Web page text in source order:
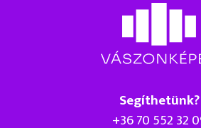
Segíthetünk?
+36 70 552 32